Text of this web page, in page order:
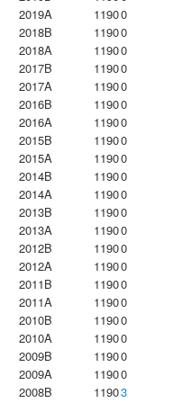
2019A
11900
2018B
11900
2018A
11900
2017B
11900
2017A
11900
2016B
11900
2016A
11900
2015B
11900
2015A
11900
2014B
11900
2014A
11900
2013B
11900
2013A
11900
2012B
11900
2012A
11900
2011B
11900
2011A
11900
2010B
11900
2010A
11900
2009B
11900
2009A
11900
2008B
11903